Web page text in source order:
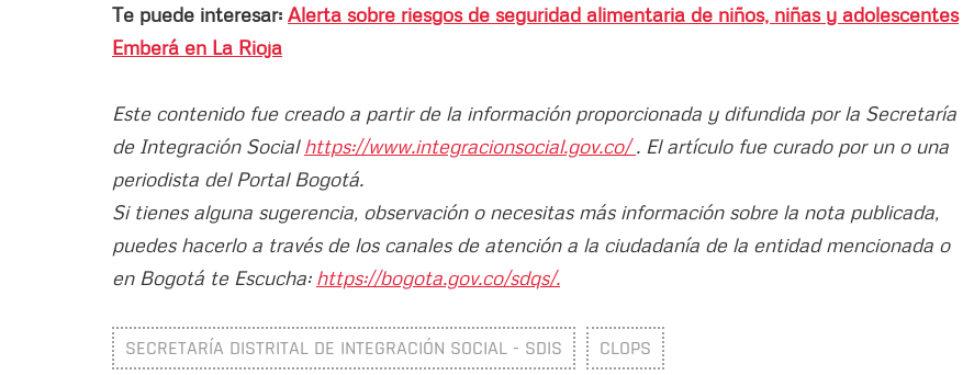
Te puede interesar: Alerta sobre riesgos de seguridad alimentaria de niños, niñas y adolescentes
Emberá en La Rioja
Este contenido fue creado a partir de la información proporcionada y difundida por la Secretaría
de Integración Socialhttps://www.integracionsocial.gov.co/. El artículo fue curado por un o una
periodista del Portal Bogotá.
Si tienes alguna sugerencia, observación o necesitas más información sobre la nota publicada,
puedes hacerlo a través de los canales de atención a la ciudadanía de la entidad mencionada o
en Bogotá te Escucha: https://bogota.gov.co/sdqs/.
SECRETARÍA DISTRITAL DE INTEGRACIÓN SOCIAL - SDIS CLOPS